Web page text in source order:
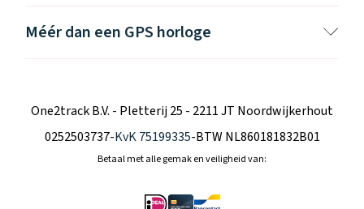
Méér dan een GPS horloge
Betaal met alle gemak en veiligheid van:
One2track B.V. - Pletterij 25 - 2211 JT Noordwijkerhout
0252503737-KvK 75199335-BTW NL860181832B01